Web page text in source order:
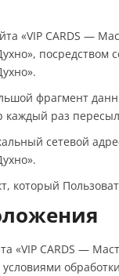
«VIP CARDS —
фрагмент
каждый раз
сетевой
который
«VIP CARDS —